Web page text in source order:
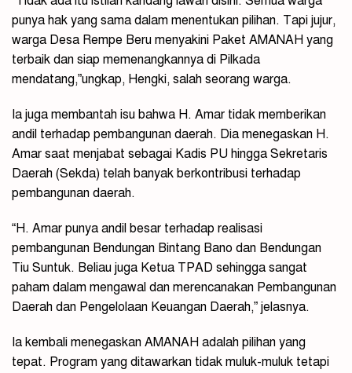
punya hak yang sama dalam menentukan pilihan. Tapi jujur,
warga Desa Rempe Beru menyakini Paket AMANAH yang
terbaik dan siap memenangkannya di Pilkada
mendatang,”ungkap, Hengki, salah seorang warga.
Ia juga membantah isu bahwa H. Amar tidak memberikan
andil terhadap pembangunan daerah. Dia menegaskan H.
Amar saat menjabat sebagai Kadis PU hingga Sekretaris
Daerah (Sekda) telah banyak berkontribusi terhadap
pembangunan daerah.
“H. Amar punya andil besar terhadap realisasi
pembangunan Bendungan Bintang Bano dan Bendungan
Tiu Suntuk. Beliau juga Ketua TPAD sehingga sangat
paham dalam mengawal dan merencanakan Pembangunan
Daerah dan Pengelolaan Keuangan Daerah,” jelasnya.
Ia kembali menegaskan AMANAH adalah pilihan yang
tepat. Program yang ditawarkan tidak muluk-muluk tetapi